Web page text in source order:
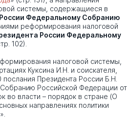
системы, содержащиеся в
Федеральному Собранию
реформирования налоговой
России Федеральному
102).
налоговой системы,
Куксина И.Н. и соискателя,
Президента России Б.Н.
Российской Федерации от
во власти – порядок в стране (О
направлениях политики